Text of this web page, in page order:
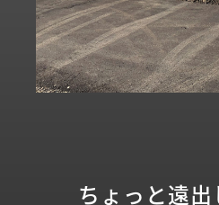
ちょっと遠